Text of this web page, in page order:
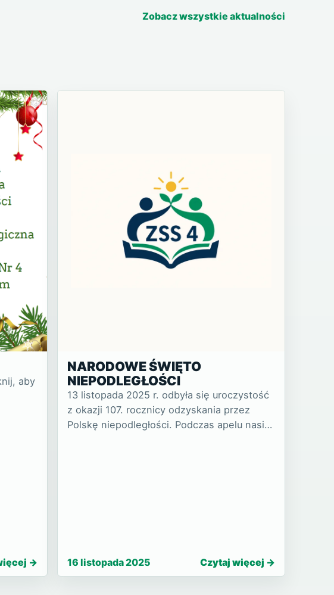
Zobacz wszystkie aktualności
aby
NARODOWE ŚWIĘTO
NIEPODLEGŁOŚCI
13 listopada 2025 r. odbyła się uroczystość
z okazji 107. rocznicy odzyskania przez
Polskę niepodległości. Podczas apelu nasi
16 listopada 2025 Czytaj więcej